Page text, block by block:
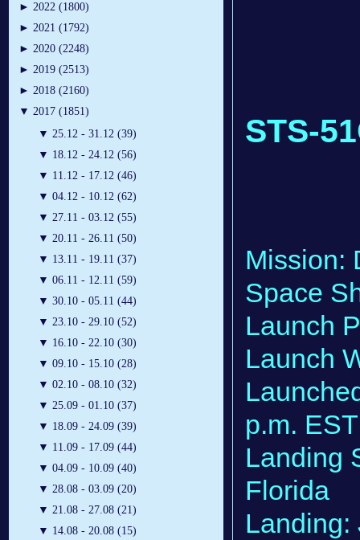
► 2022 (1800)
► 2021 (1792)
► 2020 (2248)
► 2019 (2513)
► 2018 (2160)
▼ 2017 (1851)
▼ 25.12 - 31.12 (39)
▼ 18.12 - 24.12 (56)
▼ 11.12 - 17.12 (46)
▼ 04.12 - 10.12 (62)
▼ 27.11 - 03.12 (55)
▼ 20.11 - 26.11 (50)
▼ 13.11 - 19.11 (37)
▼ 06.11 - 12.11 (59)
▼ 30.10 - 05.11 (44)
▼ 23.10 - 29.10 (52)
▼ 16.10 - 22.10 (30)
▼ 09.10 - 15.10 (28)
▼ 02.10 - 08.10 (32)
▼ 25.09 - 01.10 (37)
▼ 18.09 - 24.09 (39)
▼ 11.09 - 17.09 (44)
▼ 04.09 - 10.09 (40)
▼ 28.08 - 03.09 (20)
▼ 21.08 - 27.08 (21)
▼ 14.08 - 20.08 (15)
STS-
Mission:
Space
Launch
Launch
p.m. EST
Landing
Florida
Landing: